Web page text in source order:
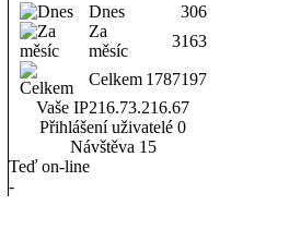
Dnes
306
Za
měsíc
3163
Celkem 1787197
Vaše IP216.73.216.67
Přihlášení uživatelé 0
Návštěva 15
Teď on-line
-